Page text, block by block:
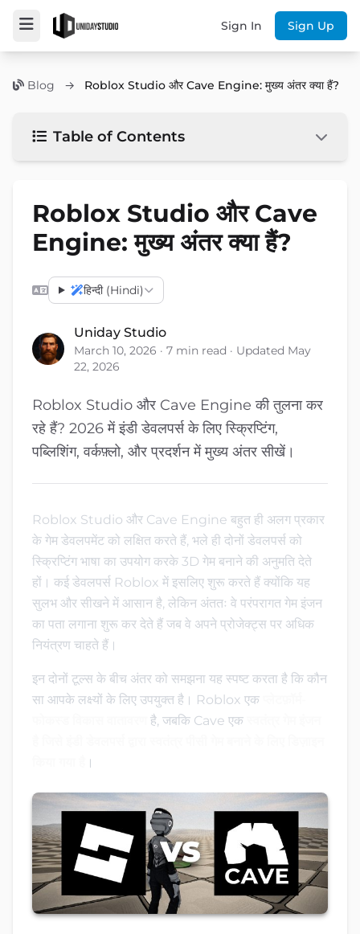
Sign In Sign Up
Blog → Roblox Studio और Cave Engine: मुख्य अंतर क्या हैं?
Table of Contents
Roblox Studio और Cave
Engine: मुख्य अंतर क्या हैं?
हिन्दी (Hindi)
Uniday Studio
March 10, 2026 · 7 min read · Updated May
22, 2026
Roblox Studio और Cave Engine की तुलना कर
रहे हैं? 2026 में इंडी डेवलपर्स के लिए स्क्रिप्टिंग,
पब्लिशिंग, वर्कफ़्लो, और प्रदर्शन में मुख्य अंतर सीखें।
Roblox Studio और Cave Engine बहुत ही अलग प्रकार
के गेम डेवलपमेंट को लक्षित करते हैं, भले ही दोनों डेवलपर्स को
स्क्रिप्टिंग भाषा का उपयोग करके 3D गेम बनाने की अनुमति देते
हों। कई डेवलपर्स Roblox में इसलिए शुरू करते हैं क्योंकि यह
सुलभ और सीखने में आसान है, लेकिन अंततः वे परंपरागत गेम इंजन
का पता लगाना शुरू कर देते हैं जब वे अपने प्रोजेक्ट्स पर अधिक
नियंत्रण चाहते हैं।
इन दोनों टूल्स के बीच अंतर को समझना यह स्पष्ट करता है कि कौन
सा आपके लक्ष्यों के लिए उपयुक्त है। Roblox एक
है, जबकि Cave एक
।